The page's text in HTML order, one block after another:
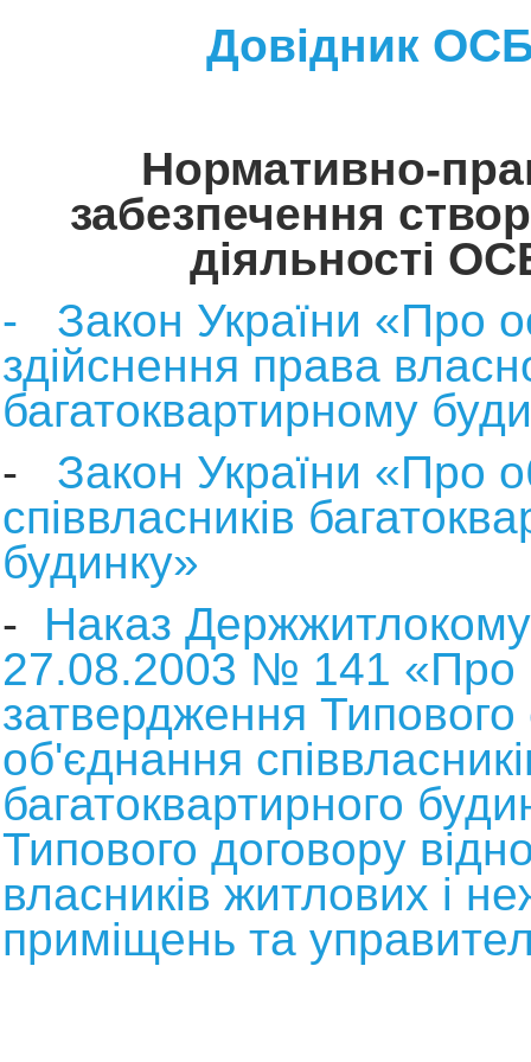
Довідник
Нормативно-
забезпечення
діяльності
- Закон України «Про
здійснення права
багатоквартирному
- Закон України «Про
співвласників
будинку»
- Наказ
27.08.2003 № 141 «Про
затвердження Типового
об'єднання
багатоквартирного
Типового договору
власників житлових і
приміщень та